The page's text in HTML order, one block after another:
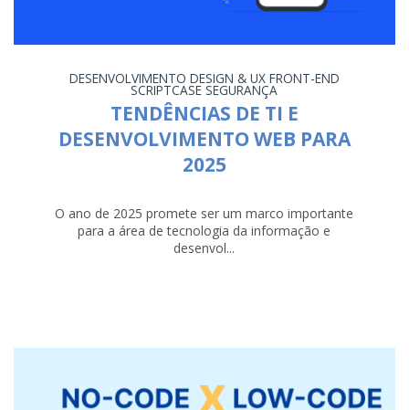
DESENVOLVIMENTO DESIGN & UX FRONT-END
SCRIPTCASE SEGURANÇA
TENDÊNCIAS DE TI E
DESENVOLVIMENTO WEB PARA
2025
O ano de 2025 promete ser um marco importante
para a área de tecnologia da informação e
desenvol...